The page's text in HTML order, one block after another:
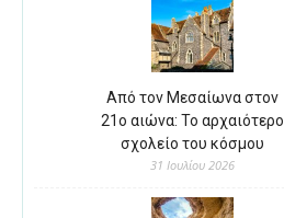
Από τον Μεσαίωνα στον
21ο αιώνα: Το αρχαιότερο
σχολείο του κόσμου
31 Ιουλίου 2026